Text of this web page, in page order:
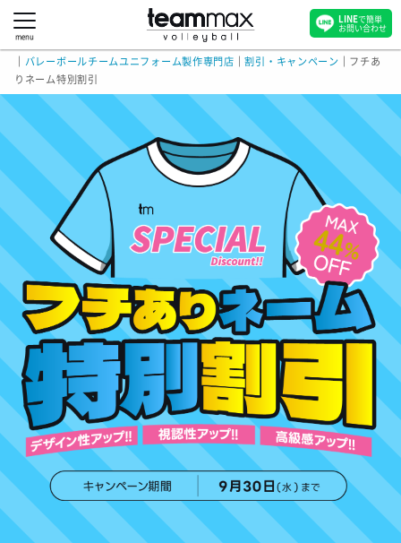
menu
バレーボールチームユニフォーム製作専門店 ｜割引・キャンペーン
フチあ
りネーム特別割引
LINEで簡単
お問い合わせ